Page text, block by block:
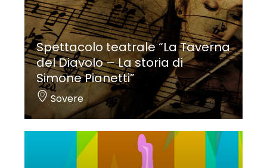
Spettacolo teatrale “La Taverna
del Diavolo – La storia di
Simone Pianetti”
Sovere